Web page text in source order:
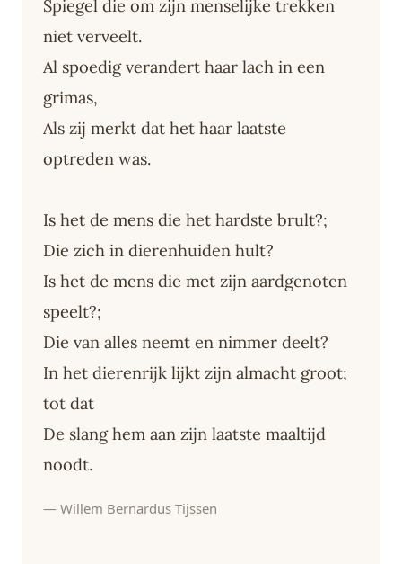
Spiegel die om zijn menselijke trekken
niet verveelt.
Al spoedig verandert haar lach in een
grimas,
Als zij merkt dat het haar laatste
optreden was.
Is het de mens die het hardste brult?;
Die zich in dierenhuiden hult?
Is het de mens die met zijn aardgenoten
speelt?;
Die van alles neemt en nimmer deelt?
In het dierenrijk lijkt zijn almacht groot;
tot dat
De slang hem aan zijn laatste maaltijd
noodt.
— Willem Bernardus Tijssen